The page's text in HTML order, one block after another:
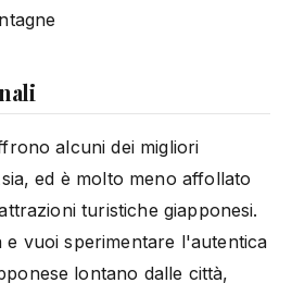
alcuni dei migliori
ed è molto meno affollato
turistiche giapponesi.
e vuoi sperimentare l'autentica
lontano dalle città,